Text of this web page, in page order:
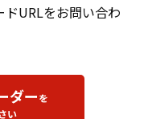
URLをお問い合わ
ダーを
い